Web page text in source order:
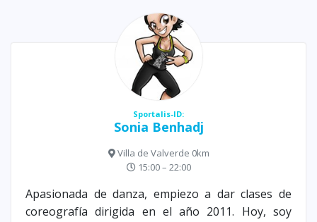
Sportalis-ID:
Sonia Benhadj
Villa de Valverde 0km
15:00 – 22:00
Apasionada de danza, empiezo a dar clases de
coreografía dirigida en el año 2011. Hoy, soy